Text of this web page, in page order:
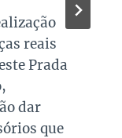
reais
Prada
dar
que